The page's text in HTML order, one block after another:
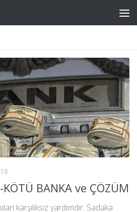
KÖTÜ BANKA ve ÇÖZÜM
karşılıksız yardımdır. Sadaka